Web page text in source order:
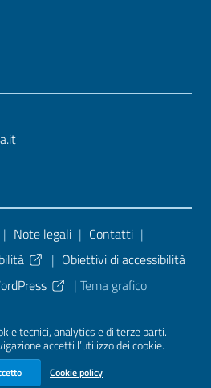
tecnici, analytics e di terze parti.
accetti l’utilizzo dei cookie.
Cookie policy
| Note legali | Contatti |
| Obiettivi di accessibilità
| Tema grafico